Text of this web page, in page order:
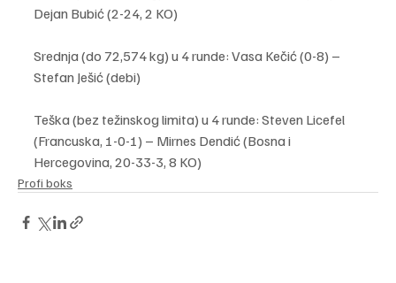
Dejan Bubić (2-24, 2 KO)
Srednja (do 72,574 kg) u 4 runde: Vasa Kečić (0-8) –
Stefan Ješić (debi)
Teška (bez težinskog limita) u 4 runde: Steven Licefel
(Francuska, 1-0-1) – Mirnes Dendić (Bosna i
Hercegovina, 20-33-3, 8 KO)
Profi boks